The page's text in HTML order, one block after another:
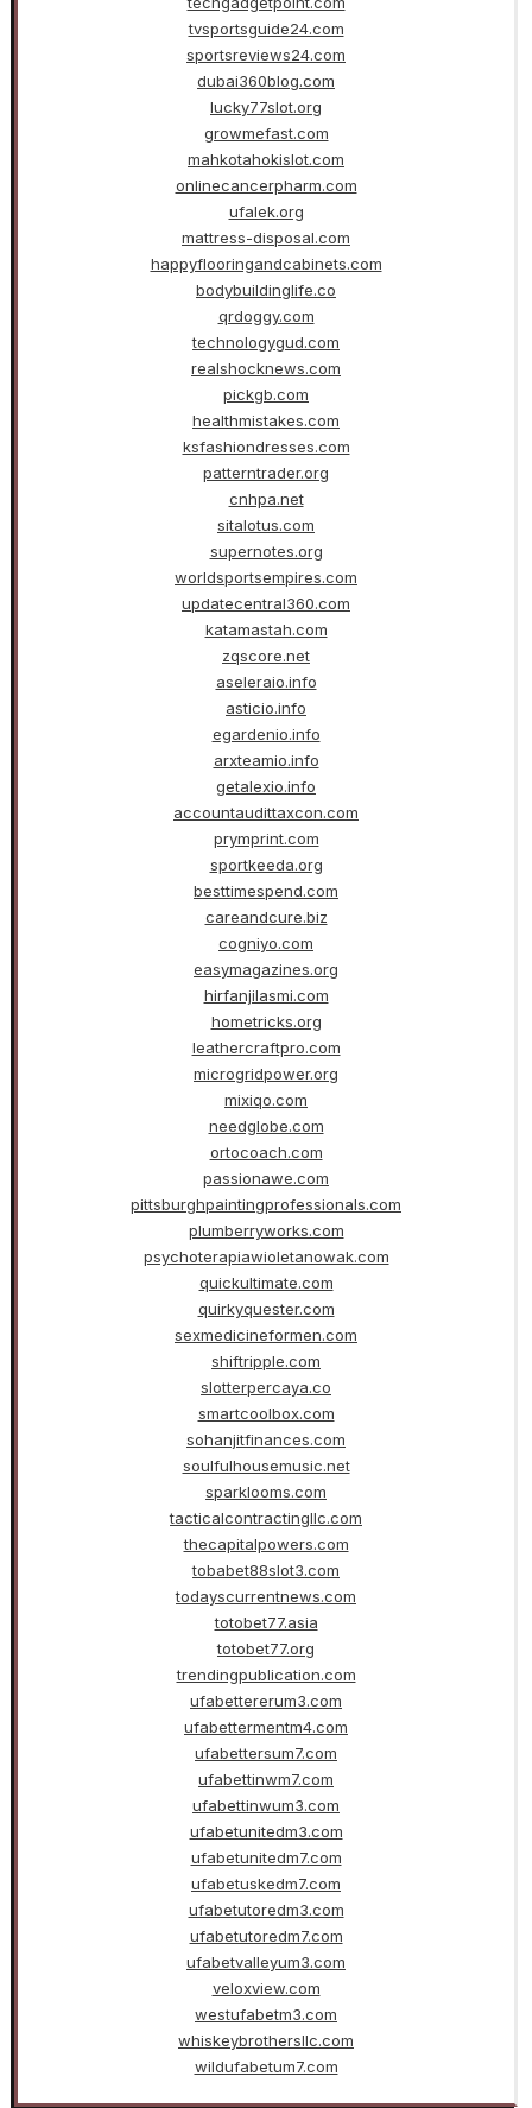
tvsportsguide24.com
sportsreviews24.com
dubai360blog.com
lucky77slot.org
growmefast.com
mahkotahokislot.com
onlinecancerpharm.com
ufalek.org
mattress-disposal.com
happyflooringandcabinets.com
bodybuildinglife.co
qrdoggy.com
technologygud.com
realshocknews.com
pickgb.com
healthmistakes.com
ksfashiondresses.com
patterntrader.org
cnhpa.net
sitalotus.com
supernotes.org
worldsportsempires.com
updatecentral360.com
katamastah.com
zqscore.net
aseleraio.info
asticio.info
egardenio.info
arxteamio.info
getalexio.info
accountaudittaxcon.com
prymprint.com
sportkeeda.org
besttimespend.com
careandcure.biz
cogniyo.com
easymagazines.org
hirfanjilasmi.com
hometricks.org
leathercraftpro.com
microgridpower.org
mixiqo.com
needglobe.com
ortocoach.com
passionawe.com
pittsburghpaintingprofessionals.com
plumberryworks.com
psychoterapiawioletanowak.com
quickultimate.com
quirkyquester.com
sexmedicineformen.com
shiftripple.com
slotterpercaya.co
smartcoolbox.com
sohanjitfinances.com
soulfulhousemusic.net
sparklooms.com
tacticalcontractingllc.com
thecapitalpowers.com
tobabet88slot3.com
todayscurrentnews.com
totobet77.asia
totobet77.org
trendingpublication.com
ufabettererum3.com
ufabettermentm4.com
ufabettersum7.com
ufabettinwm7.com
ufabettinwum3.com
ufabetunitedm3.com
ufabetunitedm7.com
ufabetuskedm7.com
ufabetutoredm3.com
ufabetutoredm7.com
ufabetvalleyum3.com
veloxview.com
westufabetm3.com
whiskeybrothersllc.com
wildufabetum7.com